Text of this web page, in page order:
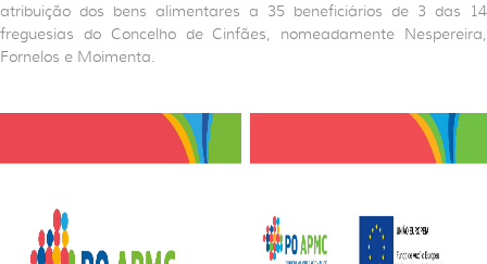
atribuição dos bens alimentares a 35 beneficiários de 3 das 14
freguesias do Concelho de Cinfães, nomeadamente Nespereira,
Fornelos e Moimenta.